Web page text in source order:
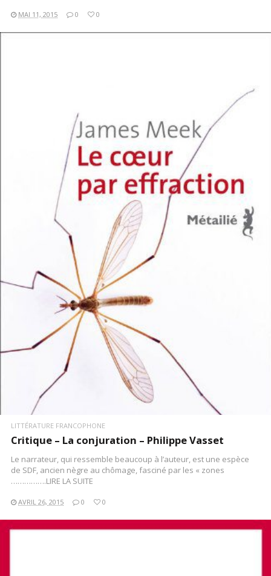
MAI 11, 2015 0 0
LIRE LA SUITE
LITTÉRATURE FRANCOPHONE
Critique – La conjuration – Philippe Vasset
Le narrateur, qui ressemble beaucoup à l’auteur, est une espèce
de SDF, ancien nègre au chômage, fasciné par les « zones
…………….LIRE LA SUITE
AVRIL 26, 2015 0 0